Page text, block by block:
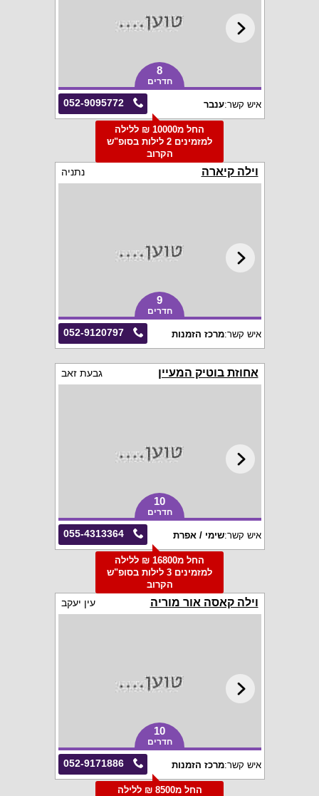
8
חדרים
052-9095772 איש קשר:ענבר
החל מ10000 ₪ ללילה
למזמינים 2 לילות בסופ"ש
הקרוב
וילה קיארה נתניה
9
חדרים
052-9120797 איש קשר:מרכז הזמנות
אחוזת בוטיק המעיין גבעת זאב
10
חדרים
055-4313364 איש קשר:שימי / אפרת
החל מ16800 ₪ ללילה
למזמינים 3 לילות בסופ"ש
הקרוב
וילה קאסה אור מוריה עין יעקב
10
חדרים
052-9171886 איש קשר:מרכז הזמנות
החל מ8500 ₪ ללילה